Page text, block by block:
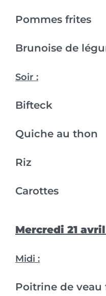
Pommes frites
Brunoise de
Soir :
Bifteck
Quiche au thon
Riz
Carottes
Mercredi 21 avril
Midi :
Poitrine de veau